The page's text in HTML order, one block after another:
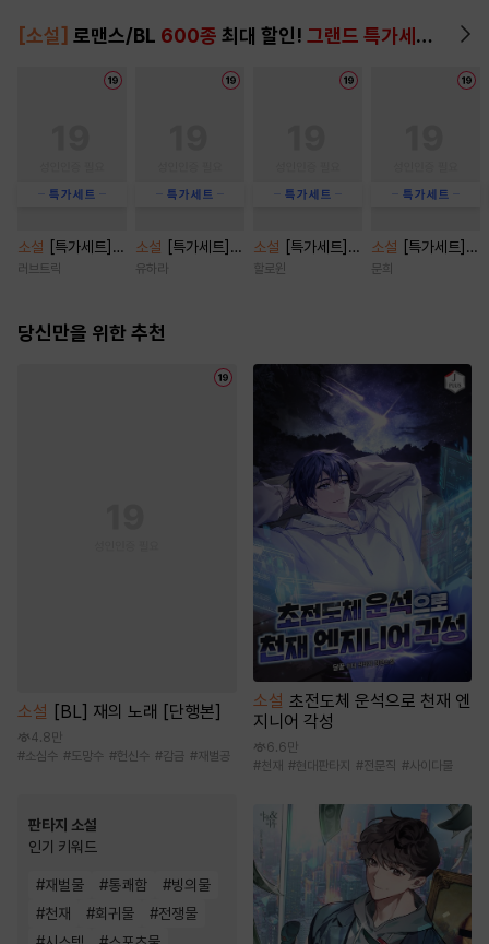
[소설] 로맨스/BL 600종 최대 할인! 그랜드 특가세트
소설
[특가세트]
오, 마이 베이비(O
러브트릭
소설
[특가세트]
비가 오던 그날에
유하라
소설
[특가세트]
페로몬 페티시 [단
할로윈
소설
[특가세트]
쿼터백의 터치다운
문희
당신만을 위한 추천
소설 [BL] 재의 노래 [단행본]
4.8만
#소심수 #도망수 #헌신수 #감금 # 재벌공
판타지 소설
인기 키워드
#재벌물 #통쾌함 #빙의물
#천재 #회귀물 #전쟁물
소설 초전도체 운석으로 천재 엔
지니어 각성
6.6만
#천재 #현대판타지 #전문직 #사이다물